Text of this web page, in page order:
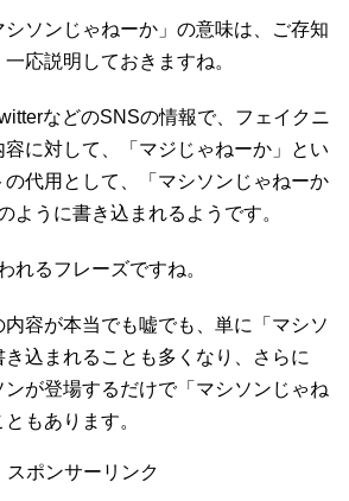
ソンじゃねーか」の意味は、ご存知
応説明しておきますね。
などのSNSの情報で、フェイクニ
容に対して、「マジじゃねーか」とい
の代用として、「マシソンじゃねーか
ように書き込まれるようです。
れるフレーズですね。
容が本当でも嘘でも、単に「マシソ
込まれることも多くなり、さらに
が登場するだけで「マシソンじゃね
もあります。
スポンサーリンク